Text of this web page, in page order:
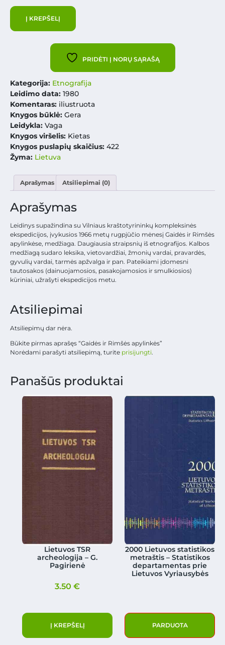
Į KREPŠELĮ
PRIDĖTI Į NORŲ SĄRAŠĄ
Kategorija: Etnografija
Leidimo data: 1980
Komentaras: iliustruota
Knygos būklė: Gera
Leidykla: Vaga
Knygos viršelis: Kietas
Knygos puslapių skaičius: 422
Žyma: Lietuva
Aprašymas Atsiliepimai (0)
Aprašymas
Leidinys supažindina su Vilniaus kraštotyrininkų kompleksinės
ekspedicijos, įvykusios 1966 metų rugpjūčio mėnesį Gaidės ir Rimšės
apylinkėse, medžiaga. Daugiausia straipsnių iš etnografijos. Kalbos
medžiagą sudaro leksika, vietovardžiai, žmonių vardai, pravardės,
gyvulių vardai, tarmės apžvalga ir pan. Pateikiami įdomesni
tautosakos (dainuojamosios, pasakojamosios ir smulkiosios)
kūriniai, užrašyti ekspedicijos metu.
Atsiliepimai
Atsiliepimų dar nėra.
Būkite pirmas aprašęs “Gaidės ir Rimšės apylinkės”
Norėdami parašyti atsiliepimą, turite prisijungti.
Panašūs produktai
Lietuvos TSR
archeologija – G.
Pagirienė
3.50€
Į KREPŠELĮ
2000 Lietuvos statistikos
metraštis – Statistikos
departamentas prie
Lietuvos Vyriausybės
PARDUOTA